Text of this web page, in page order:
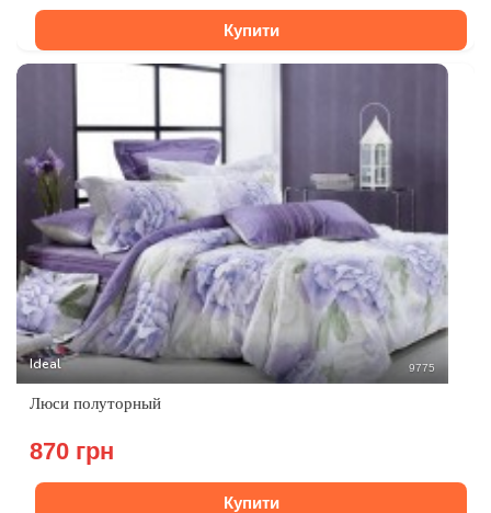
Купити
Ideal 9775
Люси полуторный
870 грн
Купити